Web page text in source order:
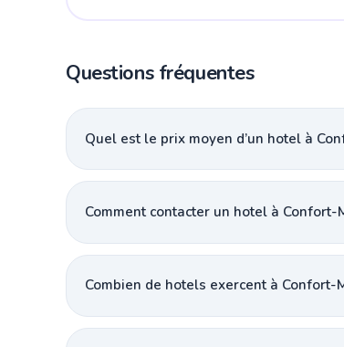
Questions fréquentes
Quel est le prix moyen d’un hotel à
Comment contacter un hotel à Confort-
Combien de hotels exercent à Confort-